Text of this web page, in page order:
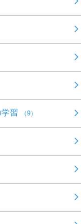
習 （9）